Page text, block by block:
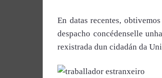
En datas recentes,
despacho concédenselle
rexistrada dun cidadán da